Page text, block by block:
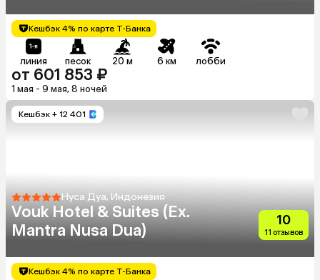
Кешбэк 4% по карте Т-Банка
линия песок 20 м 6 км лобби
от 601 853 ₽
1 мая - 9 мая, 8 ночей
Кешбэк + 12 401
Нуса Дуа, Индонезия
Vouk Hotel & Suites (Ex.
Mantra Nusa Dua)
10
11 отзывов
Кешбэк 4% по карте Т-Банка